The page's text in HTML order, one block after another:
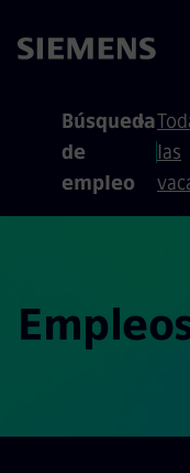
Búsqueda
de
empleo
las